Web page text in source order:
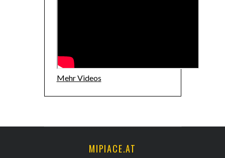
Mehr Videos
MIPIACE.AT